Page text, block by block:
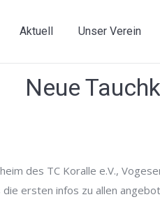
Aktuell Unser Verein
Neue
des TC Koralle e.V.,
ersten infos zu allen